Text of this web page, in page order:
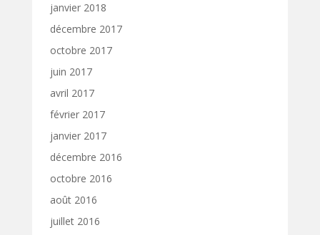
janvier 2018
décembre 2017
octobre 2017
juin 2017
avril 2017
février 2017
janvier 2017
décembre 2016
octobre 2016
août 2016
juillet 2016